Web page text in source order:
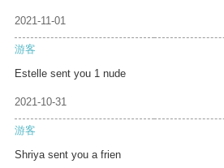
2021-11-01
游客
Estelle sent you 1 nude
2021-10-31
游客
Shriya sent you a frien